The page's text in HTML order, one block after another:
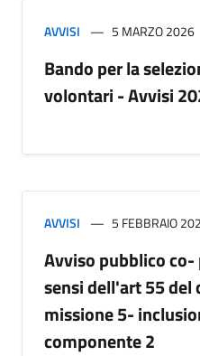
AVVISI 5 MARZO 2026
Bando per la
volontari - Avvisi
AVVISI 5 FEBBRAIO
Avviso pubblico
sensi dell'art 55
missione 5-
componente 2